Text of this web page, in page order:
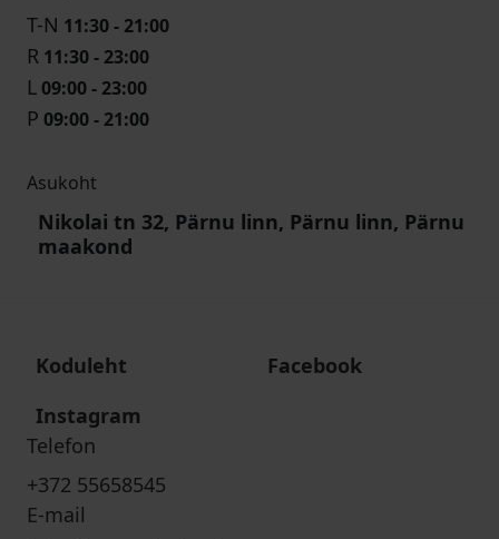
T-N 11:30 - 21:00
R 11:30 - 23:00
L 09:00 - 23:00
P 09:00 - 21:00
Asukoht
Nikolai tn 32, Pärnu linn, Pärnu linn, Pärnu
maakond
Koduleht
Facebook
Instagram
Telefon
+372 55658545
E-mail